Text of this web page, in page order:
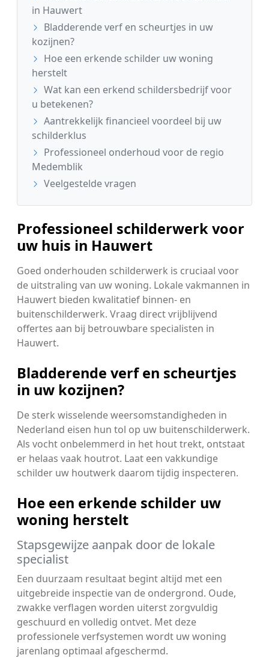
in Hauwert
Bladderende verf en scheurtjes in uw
kozijnen?
Hoe een erkende schilder uw woning
herstelt
Wat kan een erkend schildersbedrijf voor
u betekenen?
Aantrekkelijk financieel voordeel bij uw
schilderklus
Professioneel onderhoud voor de regio
Medemblik
Veelgestelde vragen
Professioneel schilderwerk voor
uw huis in Hauwert
Goed onderhouden schilderwerk is cruciaal voor
de uitstraling van uw woning. Lokale vakmannen in
Hauwert bieden kwalitatief binnen- en
buitenschilderwerk. Vraag direct vrijblijvend
offertes aan bij betrouwbare specialisten in
Hauwert.
Bladderende verf en scheurtjes
in uw kozijnen?
De sterk wisselende weersomstandigheden in
Nederland eisen hun tol op uw buitenschilderwerk.
Als vocht onbelemmerd in het hout trekt, ontstaat
er helaas vaak houtrot. Laat een vakkundige
schilder uw houtwerk daarom tijdig inspecteren.
Hoe een erkende schilder uw
woning herstelt
Stapsgewijze aanpak door de lokale
specialist
Een duurzaam resultaat begint altijd met een
uitgebreide inspectie van de ondergrond. Oude,
zwakke verflagen worden uiterst zorgvuldig
geschuurd en volledig ontvet. Met deze
professionele verfsystemen wordt uw woning
jarenlang optimaal afgeschermd.